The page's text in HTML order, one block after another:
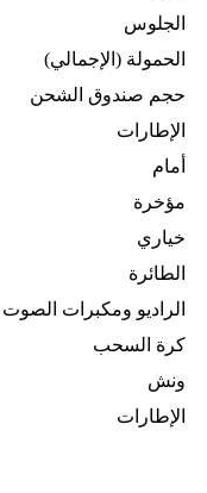
الجلوس
الحمولة (الإجمالي)
حجم صندوق الشحن
الإطارات
أمام
مؤخرة
خياري
الطائرة
الراديو ومكبرات الصوت
كرة السحب
ونش
الإطارات